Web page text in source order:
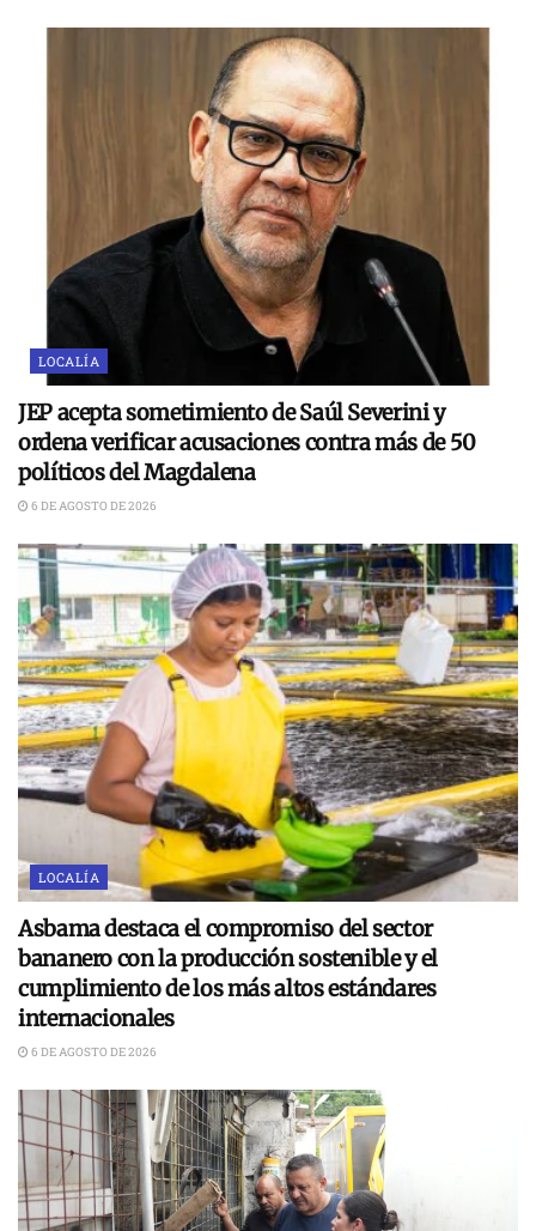
LOCALÍA
JEP acepta sometimiento de Saúl Severini y
ordena verificar acusaciones contra más de 50
políticos del Magdalena
6 DE AGOSTO DE 2026
LOCALÍA
Asbama destaca el compromiso del sector
bananero con la producción sostenible y el
cumplimiento de los más altos estándares
internacionales
6 DE AGOSTO DE 2026